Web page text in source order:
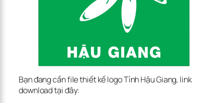
Bạn đang cần file thiết kế logo Tỉnh Hậu Giang, link
download tại đây: